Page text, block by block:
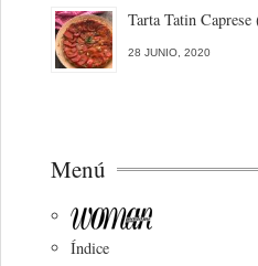
Tarta Tatin
28 JUNIO, 2020
Menú
Índice